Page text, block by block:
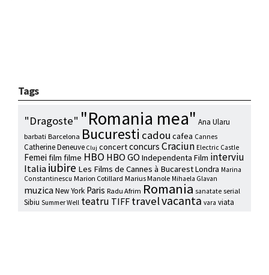
Tags
"Dragoste" "Romania mea" Ana Ularu
barbati Barcelona Bucuresti cadou cafea Cannes
Catherine Deneuve Cluj concertconcurs Craciun Electric Castle
Femei film filme HBO HBO GO Independenta Film interviu
Italiaiubire Les Films de Cannes à BucarestLondra Marina
Constantinescu Marion Cotillard Marius Manole Mihaela Glavan
muzica New York Paris Radu Afrim Romania sanatate serial
Sibiu Summer Well teatru TIFF travelvacanta vara viata